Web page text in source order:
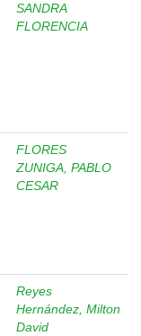
SANDRA
FLORENCIA
FLORES
ZUNIGA, PABLO
CESAR
Reyes
Hernández, Milton
David